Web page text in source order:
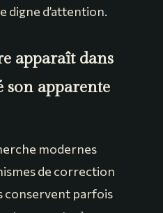
digne d’attention.
apparaît dans
son apparente
modernes
de correction
conservent parfois